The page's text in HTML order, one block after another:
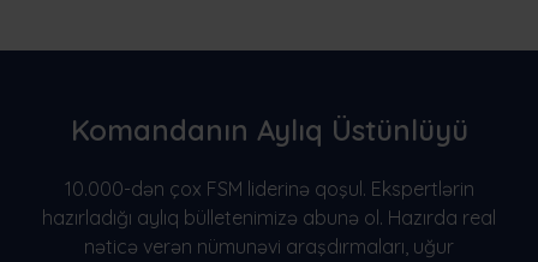
Komandanın Aylıq Üstünlüyü
10.000-dən çox FSM liderinə qoşul. Ekspertlərin
hazırladığı aylıq bülletenimizə abunə ol. Hazırda real
nəticə verən nümunəvi araşdırmaları, uğur